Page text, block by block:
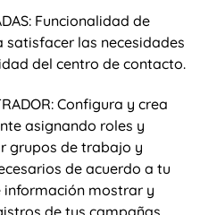
Funcionalidad de
las necesidades
del centro de contacto.
Configura y crea
asignando roles y
grupos de trabajo y
de acuerdo a tu
información mostrar y